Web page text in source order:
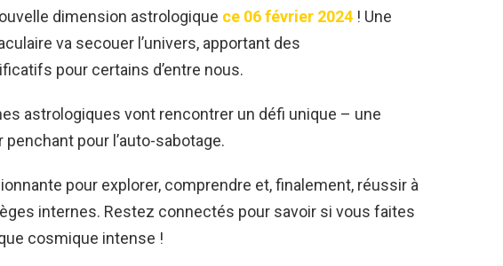
dimension astrologique ce 06 février 2024 ! Une
va secouer l’univers, apportant des
pour certains d’entre nous.
astrologiques vont rencontrer un défi unique – une
pour l’auto-sabotage.
pour explorer, comprendre et, finalement, réussir à
internes. Restez connectés pour savoir si vous faites
cosmique intense !